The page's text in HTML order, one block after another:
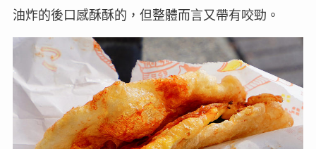
油炸的後口感酥酥的，但整體而言又帶有咬勁。